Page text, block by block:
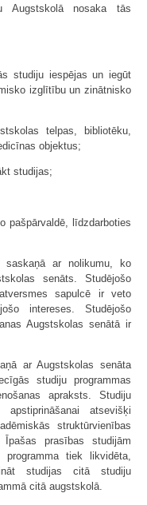
Augstskolā nosaka tās
studiju iespējas un iegūt
izglītību un zinātnisko
telpas, bibliotēku,
objektus;
studijas;
pašpārvaldē, līdzdarboties
saskaņā ar nolikumu, ko
senāts. Studējošo
sapulcē ir veto
intereses. Studējošo
Augstskolas senātā ir
ar Augstskolas senāta
studiju programmas
apraksts. Studiju
atsevišķi
struktūrvienības
prasības studijām
tiek likvidēta,
studijas citā studiju
citā augstskolā.